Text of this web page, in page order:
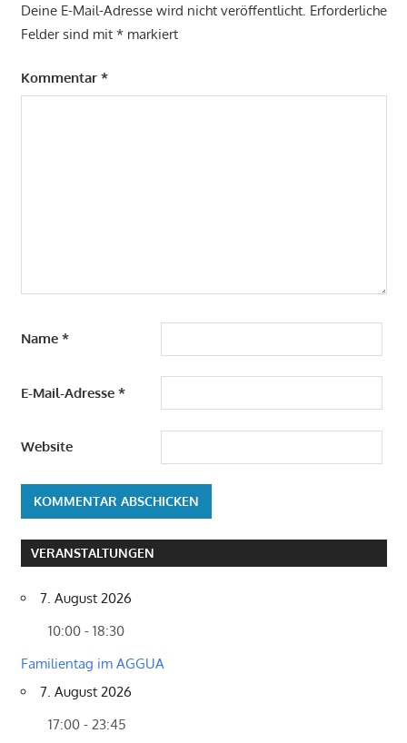
Deine E-Mail-Adresse wird nicht veröffentlicht. Erforderliche
Felder sind mit *markiert
Kommentar *
Name *
E-Mail-Adresse *
Website
VERANSTALTUNGEN
7. August 2026
10:00 - 18:30
Familientag im AGGUA
7. August 2026
17:00 - 23:45